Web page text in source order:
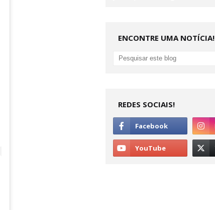
ENCONTRE UMA NOTÍCIA!
REDES SOCIAIS!